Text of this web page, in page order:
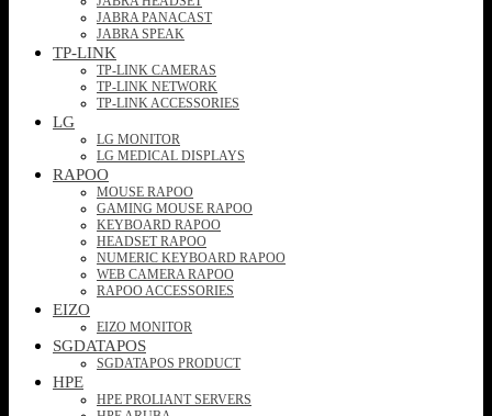
JABRA PANACAST
JABRA SPEAK
TP-LINK
TP-LINK CAMERAS
TP-LINK NETWORK
TP-LINK ACCESSORIES
LG
LG MONITOR
LG MEDICAL DISPLAYS
RAPOO
MOUSE RAPOO
GAMING MOUSE RAPOO
KEYBOARD RAPOO
HEADSET RAPOO
NUMERIC KEYBOARD RAPOO
WEB CAMERA RAPOO
RAPOO ACCESSORIES
EIZO
EIZO MONITOR
SGDATAPOS
SGDATAPOS PRODUCT
HPE
HPE PROLIANT SERVERS